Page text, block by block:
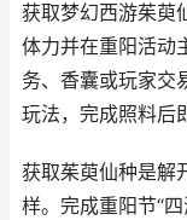
获取梦幻西游茱萸
体力并在重阳活动
务、香囊或玩家交
玩法，完成照料后
获取茱萸仙种是解
样。完成重阳节“